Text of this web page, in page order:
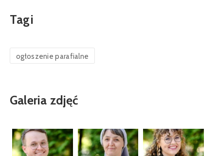
Tagi
ogłoszenie parafialne
Galeria zdjęć